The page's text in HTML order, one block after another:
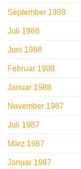
September 1988
Juli 1988
Juni 1988
Februar 1988
Januar 1988
November 1987
Juli 1987
März 1987
Januar 1987